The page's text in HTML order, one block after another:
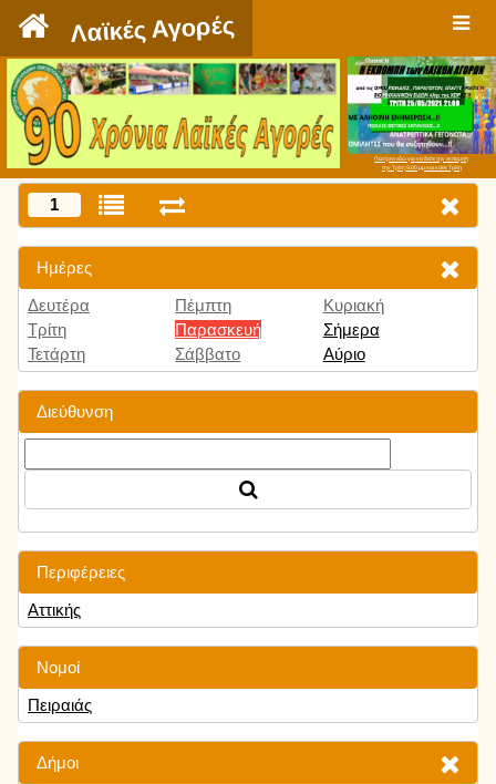
Λαϊκές Αγορές
Πατήστε εδώ για να δείτε την εκπομπή
την Τρίτη 9:00 μμ και κάθε Τρίτη
1
Ημέρες
Δευτέρα
Τρίτη
Τετάρτη
Πέμπτη
Παρασκευή
Σάββατο
Κυριακή
Σήμερα
Αύριο
Διεύθυνση
Περιφέρειες
Αττικής
Νομοί
Πειραιάς
Δήμοι